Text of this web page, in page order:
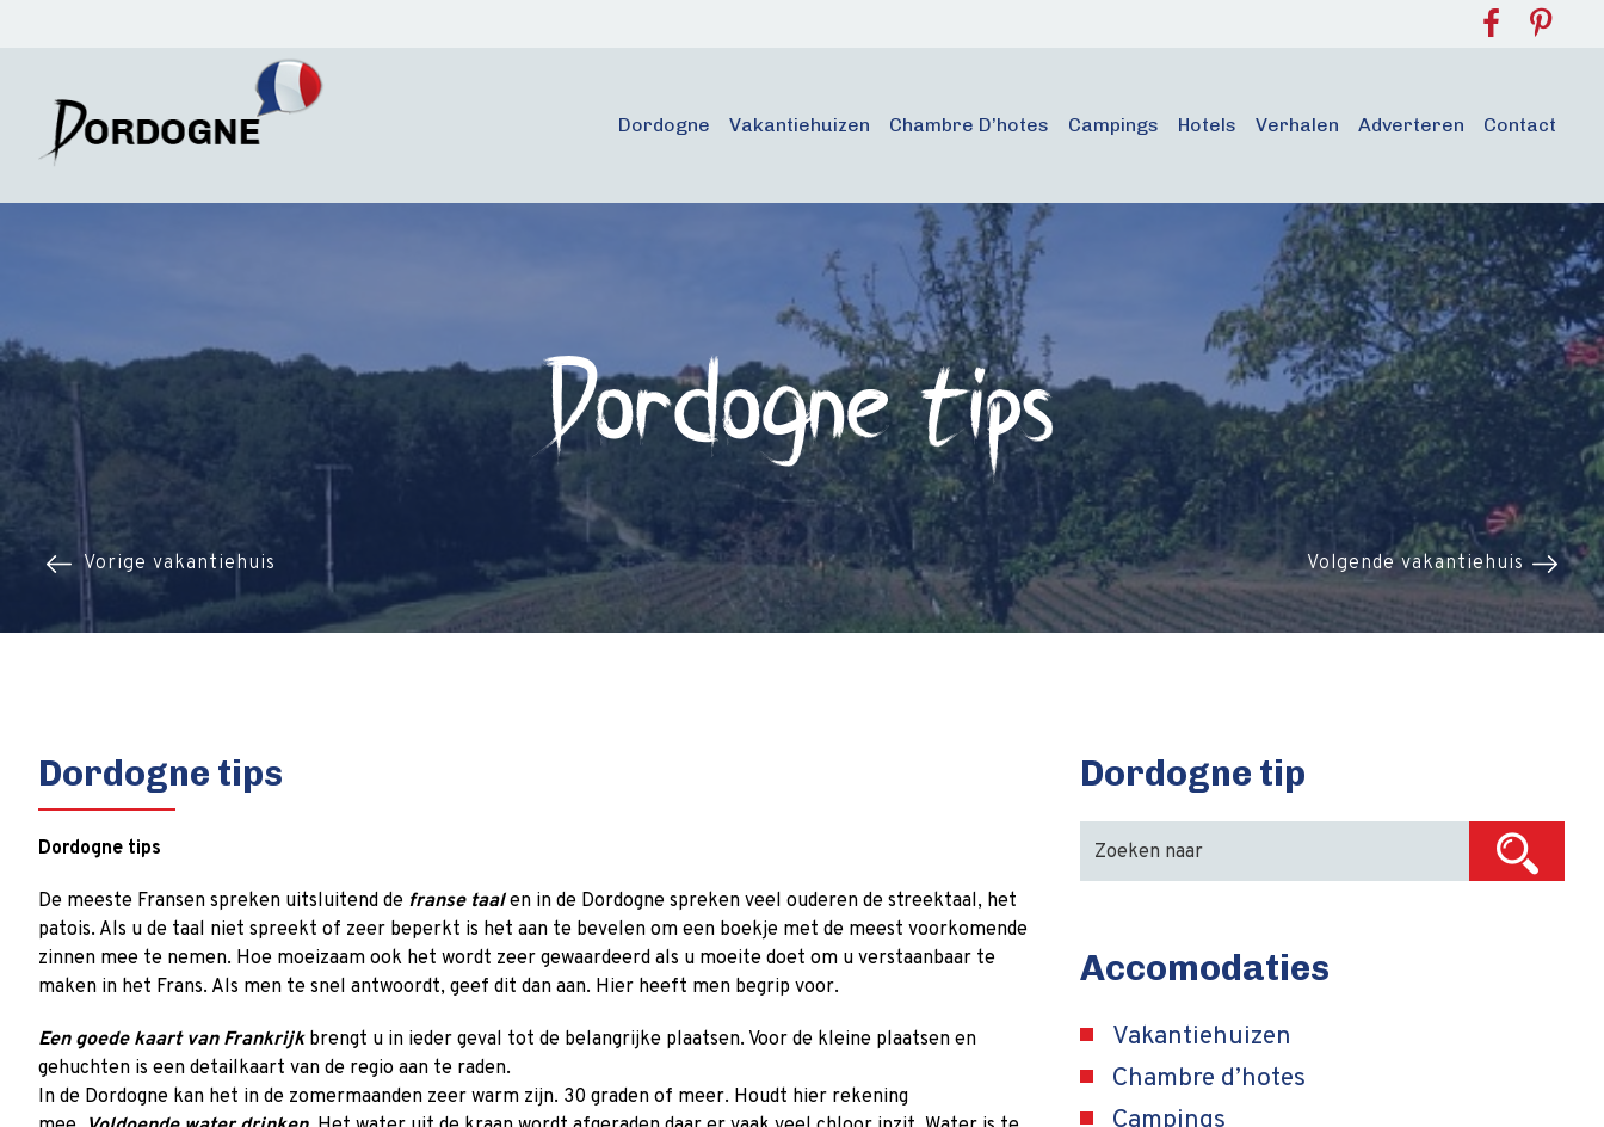
Dordogne Vakantiehuizen Chambre D’hotes Campings Hotels Verhalen Adverteren Contact
Dordogne tips
Vorige vakantiehuis Volgende vakantiehuis
Dordogne tips
Dordogne tips
De meeste Fransen spreken uitsluitend de franse taalen in de Dordogne spreken veel ouderen de streektaal, het
patois. Als u de taal niet spreekt of zeer beperkt is het aan te bevelen om een boekje met de meest voorkomende
zinnen mee te nemen. Hoe moeizaam ook het wordt zeer gewaardeerd als u moeite doet om u verstaanbaar te
maken in het Frans. Als men te snel antwoordt, geef dit dan aan. Hier heeft men begrip voor.
Een goede kaart van Frankrijkbrengt u in ieder geval tot de belangrijke plaatsen. Voor de kleine plaatsen en
gehuchten is een detailkaart van de regio aan te raden.
In de Dordogne kan het in de zomermaanden zeer warm zijn. 30 graden of meer. Houdt hier rekening
Dordogne tip
Accomodaties
Vakantiehuizen
Chambre d’hotes
Campings